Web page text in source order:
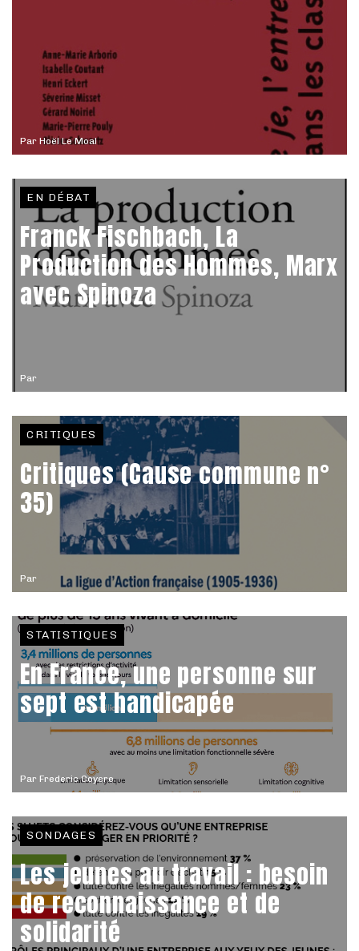
Par Hoël Le Moal
Par
EN DÉBAT
Franck Fischbach, La
Production des Hommes, Marx
avec Spinoza
Par
CRITIQUES
Critiques (Cause commune n°
35)
Par Frederic Coyere
STATISTIQUES
En France, une personne sur
sept est handicapée
SONDAGES
Les jeunes au travail : besoin
de reconnaissance et de
solidarité